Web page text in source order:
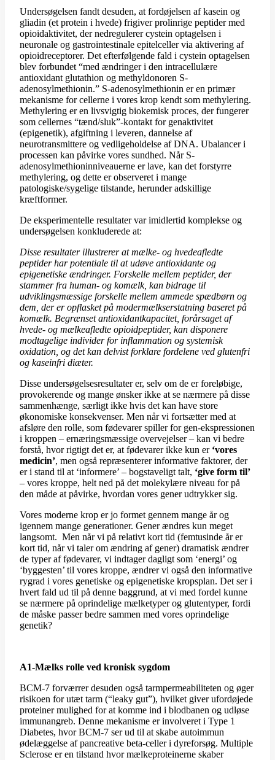
Undersøgelsen fandt desuden, at fordøjelsen af kasein og
gliadin (et protein i hvede) frigiver prolinrige peptider med
opioidaktivitet, der nedregulerer cystein optagelsen i
neuronale og gastrointestinale epitelceller via aktivering af
opioidreceptorer. Det efterfølgende fald i cystein optagelsen
blev forbundet “med ændringer i den intracellulære
antioxidant glutathion og methyldonoren S-
adenosylmethionin.” S-adenosylmethionin er en primær
mekanisme for cellerne i vores krop kendt som methylering.
Methylering er en livsvigtig biokemisk proces, der fungerer
som cellernes “tænd/sluk”-kontakt for genaktivitet
(epigenetik), afgiftning i leveren, dannelse af
neurotransmittere og vedligeholdelse af DNA. Ubalancer i
processen kan påvirke vores sundhed. Når S-
adenosylmethioninniveauerne er lave, kan det forstyrre
methylering, og dette er observeret i mange
patologiske/sygelige tilstande, herunder adskillige
kræftformer.
De eksperimentelle resultater var imidlertid komplekse og
undersøgelsen konkluderede at:
Disse resultater illustrerer at mælke- og hvedeafledte
peptider har potentiale til at udøve antioxidante og
epigenetiske ændringer. Forskelle mellem peptider, der
stammer fra human- og komælk, kan bidrage til
udviklingsmæssige forskelle mellem ammede spædbørn og
dem, der er opflasket på modermælkserstatning baseret på
komælk. Begrænset antioxidantkapacitet, forårsaget af
hvede- og mælkeafledte opioidpeptider, kan disponere
modtagelige individer for inflammation og systemisk
oxidation, og det kan delvist forklare fordelene ved glutenfri
og kaseinfri diæter.
Disse undersøgelsesresultater er, selv om de er foreløbige,
provokerende og mange ønsker ikke at se nærmere på disse
sammenhænge, særligt ikke hvis det kan have store
økonomiske konsekvenser. Men når vi fortsætter med at
afsløre den rolle, som fødevarer spiller for gen-ekspressionen
i kroppen – ernæringsmæssige overvejelser – kan vi bedre
forstå, hvor rigtigt det er, at fødevarer ikke kun er ‘vores
medicin’, men også repræsenterer informative faktorer, der
er i stand til at ‘informere’ – bogstaveligt talt, ‘give form til’
– vores kroppe, helt ned på det molekylære niveau for på
den måde at påvirke, hvordan vores gener udtrykker sig.
Vores moderne krop er jo formet gennem mange år og
igennem mange generationer. Gener ændres kun meget
langsomt. Men når vi på relativt kort tid (femtusinde år er
kort tid, når vi taler om ændring af gener) dramatisk ændrer
de typer af fødevarer, vi indtager dagligt som ‘energi’ og
‘byggesten’ til vores kroppe, ændrer vi også den informative
rygrad i vores genetiske og epigenetiske kropsplan. Det ser i
hvert fald ud til på denne baggrund, at vi med fordel kunne
se nærmere på oprindelige mælketyper og glutentyper, fordi
de måske passer bedre sammen med vores oprindelige
genetik?
A1-Mælks rolle ved kronisk sygdom
BCM-7 forværrer desuden også tarmpermeabiliteten og øger
risikoen for utæt tarm (“leaky gut”), hvilket giver ufordøjede
proteiner mulighed for at komme ind i blodbanen og udløse
immunangreb. Denne mekanisme er involveret i Type 1
Diabetes, hvor BCM-7 ser ud til at skabe autoimmun
ødelæggelse af pancreative beta-celler i dyreforsøg. Multiple
Sclerose er en tilstand hvor mælkeproteinerne skaber